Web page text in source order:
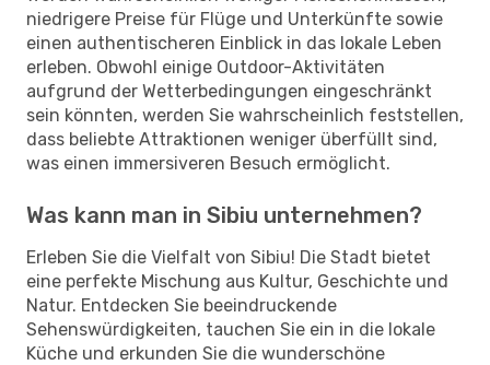
niedrigere Preise für Flüge und Unterkünfte sowie
einen authentischeren Einblick in das lokale Leben
erleben. Obwohl einige Outdoor-Aktivitäten
aufgrund der Wetterbedingungen eingeschränkt
sein könnten, werden Sie wahrscheinlich feststellen,
dass beliebte Attraktionen weniger überfüllt sind,
was einen immersiveren Besuch ermöglicht.
Was kann man in Sibiu unternehmen?
Erleben Sie die Vielfalt von Sibiu! Die Stadt bietet
eine perfekte Mischung aus Kultur, Geschichte und
Natur. Entdecken Sie beeindruckende
Sehenswürdigkeiten, tauchen Sie ein in die lokale
Küche und erkunden Sie die wunderschöne